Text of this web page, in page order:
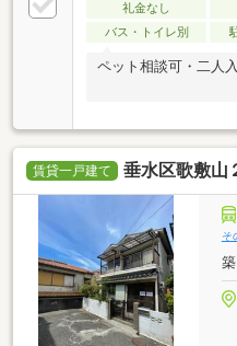
礼金なし
バス・トイレ別
ペット相談可・二人
賃貸一戸建て 垂水区歌敷山
そ